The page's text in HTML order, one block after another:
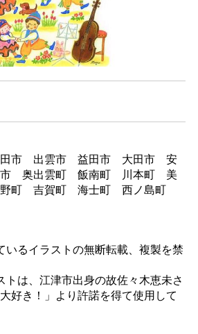
市 出雲市 益田市 大田市 安
市 奥出雲町 飯南町 川本町 美
町 吉賀町 海士町 西ノ島町
いるイラストの無断転載、複製を禁
トは、江津市出身の故佐々木恵未さ
好き！」より許諾を得て使用して